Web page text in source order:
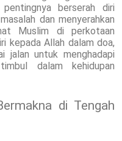
berserah diri
dan menyerahkan
Muslim di perkotaan
kepada Allah dalam doa,
jalan untuk menghadapi
dalam kehidupan
di Tengah